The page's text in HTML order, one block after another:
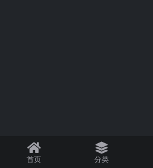
首页 分类